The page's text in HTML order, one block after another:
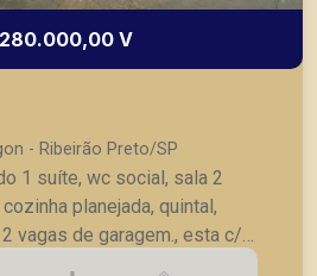
V
- Ribeirão Preto/SP
1 suíte, wc social, sala 2
planejada, quintal,
vagas de garagem., esta c/
salão adaptado p/ salão